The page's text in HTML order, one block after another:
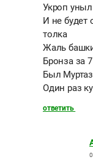
Укроп
И не будет
толка
Жаль
Бронза за
Был
Один раз
ответить